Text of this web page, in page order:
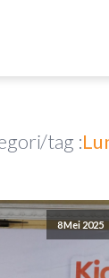
tag :
8 Mei 2025